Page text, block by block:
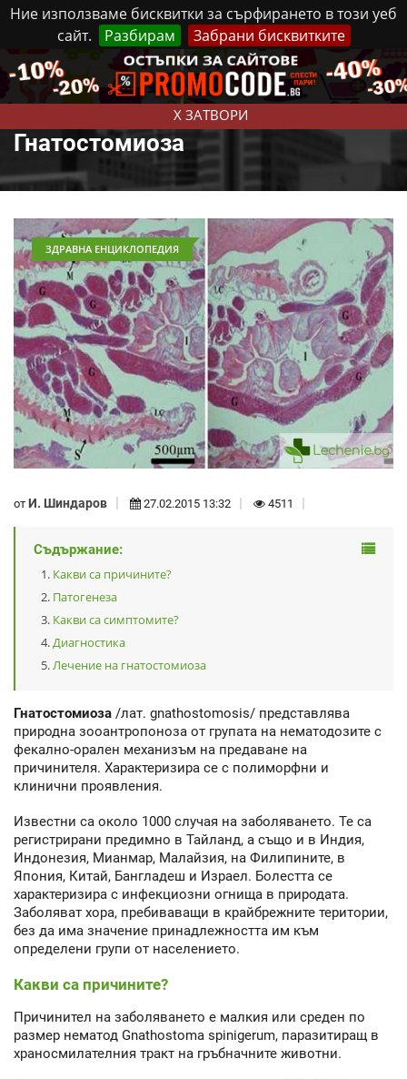
Ние използваме бисквитки за сърфирането в този уеб
сайт.
Разбирам Забрани бисквитките
X ЗАТВОРИ
Четвъртък, 6 Август, 2026 Реклама Контакти
Гнатостомиоза
ЗДРАВНА ЕНЦИКЛОПЕДИЯ
от И. Шиндаров 27.02.2015 13:32 4511
Съдържание:
Какви са причините?
Патогенеза
Какви са симптомите?
Диагностика
Лечение на гнатостомиоза
Гнатостомиоза /лат. gnathostomosis/ представлява
природна зооантропоноза от групата на нематодозите с
фекално-орален механизъм на предаване на
причинителя. Характеризира се с полиморфни и
клинични проявления.
Известни са около 1000 случая на заболяването. Те са
регистрирани предимно в Тайланд, а също и в Индия,
Индонезия, Мианмар, Малайзия, на Филипините, в
Япония, Китай, Бангладеш и Израел. Болестта се
характеризира с инфекциозни огнища в природата.
Заболяват хора, пребиваващи в крайбрежните територии,
без да има значение принадлежността им към
определени групи от населението.
Какви са причините?
Причинител на заболяването е малкия или среден по
размер нематод Gnathostoma spinigerum, паразитиращ в
храносмилателния тракт на гръбначните животни.